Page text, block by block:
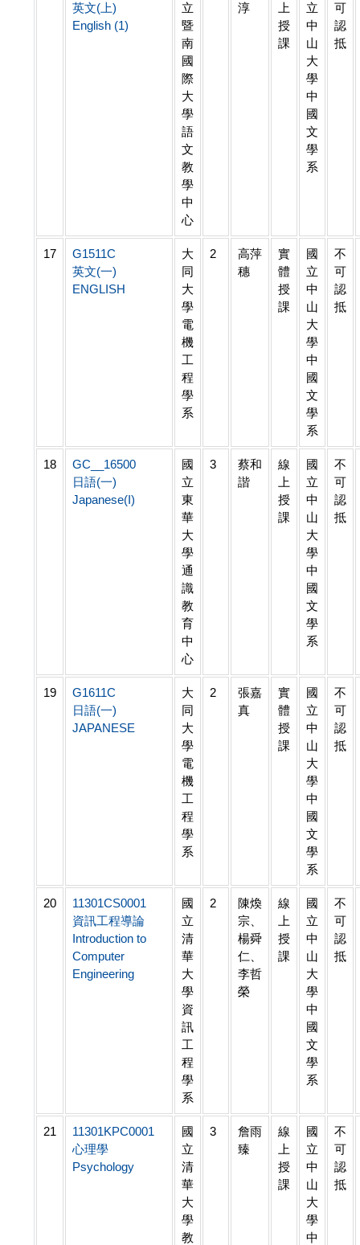
英文(上)
English (1)
立
暨
南
國
際
大
學
語
文
教
學
中
心
淳
上
授
課
立
中
山
大
學
中
國
文
學
系
可
認
抵
17
G1511C
英文(一)
ENGLISH
大
同
大
學
電
機
工
程
學
系
2
高萍
穗
實
體
授
課
國
立
中
山
大
學
中
國
文
學
系
不
可
認
抵
18
GC__16500
日語(一)
Japanese(I)
國
立
東
華
大
學
通
識
教
育
中
心
3
蔡和
諧
線
上
授
課
國
立
中
山
大
學
中
國
文
學
系
不
可
認
抵
19
G1611C
日語(一)
JAPANESE
大
同
大
學
電
機
工
程
學
系
2
張嘉
真
實
體
授
課
國
立
中
山
大
學
中
國
文
學
系
不
可
認
抵
20
11301CS0001
資訊工程導論
Introduction to
Computer
Engineering
國
立
清
華
大
學
資
訊
工
程
學
系
2
陳煥
宗、
楊舜
仁、
李哲
榮
線
上
授
課
國
立
中
山
大
學
中
國
文
學
系
不
可
認
抵
21
11301KPC0001
心理學
Psychology
國
立
清
華
大
學
教
3
詹雨
臻
線
上
授
課
國
立
中
山
大
學
中
不
可
認
抵